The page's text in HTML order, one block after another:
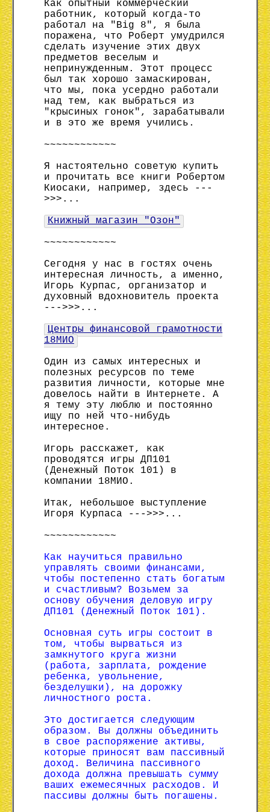
Как опытный коммерческий
работник, который когда-то
работал на "Big 8", я была
поражена, что Роберт умудрился
сделать изучение этих двух
предметов веселым и
непринужденным. Этот процесс
был так хорошо замаскирован,
что мы, пока усердно работали
над тем, как выбраться из
"крысиных гонок", зарабатывали
и в это же время учились.
~~~~~~~~~~~~
Я настоятельно советую купить
и прочитать все книги Робертом
Киосаки, например, здесь ---
>>>...
Книжный магазин "Озон"
~~~~~~~~~~~~
Сегодня у нас в гостях очень
интересная личность, а именно,
Игорь Курпас, организатор и
духовный вдохновитель проекта
--->>>...
Центры финансовой грамотности
18МИО
Один из самых интересных и
полезных ресурсов по теме
развития личности, которые мне
довелось найти в Интернете. А
я тему эту люблю и постоянно
ищу по ней что-нибудь
интересное.
Игорь расскажет, как
проводятся игры ДП101
(Денежный Поток 101) в
компании 18МИО.
Итак, небольшое выступление
Игоря Курпаса --->>>...
~~~~~~~~~~~~
Как научиться правильно
управлять своими финансами,
чтобы постепенно стать богатым
и счастливым? Возьмем за
основу обучения деловую игру
ДП101 (Денежный Поток 101).
Основная суть игры состоит в
том, чтобы вырваться из
замкнутого круга жизни
(работа, зарплата, рождение
ребенка, увольнение,
безделушки), на дорожку
личностного роста.
Это достигается следующим
образом. Вы должны объединить
в свое распоряжение активы,
которые приносят вам пассивный
доход. Величина пассивного
дохода должна превышать сумму
ваших ежемесячных расходов. И
пассивы должны быть погашены.